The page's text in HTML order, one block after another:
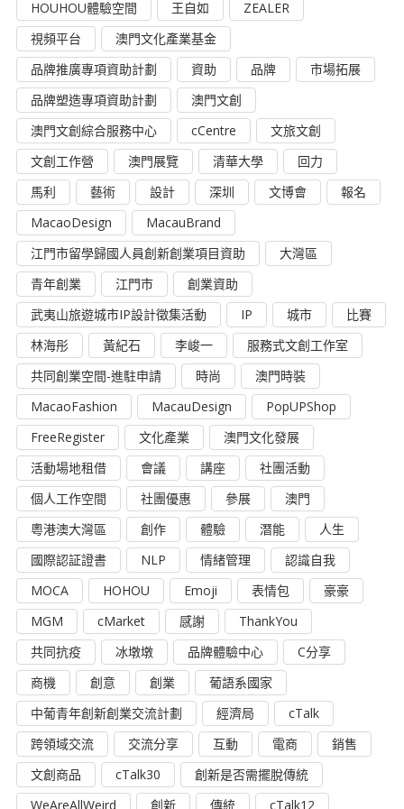
HOUHOU體驗空間 王自如
ZEALER
視頻平台
澳門文化產業基金
品牌推廣專項資助計劃
資助 品牌
市場拓展
品牌塑造專項資助計劃
澳門文創
澳門文創綜合服務中心
cCentre
文旅文創
文創工作營
澳門展覽 清華大學
回力
馬利
藝術 設計 深圳 文博會
報名
MacaoDesign
MacauBrand
江門市留學歸國人員創新創業項目資助
大灣區
青年創業
江門市
創業資助
武夷山旅遊城市IP設計徵集活動
IP 城市
比賽
林海彤
黃紀石 李峻一
服務式文創工作室
共同創業空間-進駐申請
時尚
澳門時裝
MacaoFashion
MacauDesign
PopUPShop
FreeRegister
文化產業
澳門文化發展
活動場地租借
會議 講座
社團活動
個人工作空間
社團優惠 參展
澳門
粵港澳大灣區
創作 體驗 潛能
人生
國際認証證書
NLP 情緒管理
認識自我
MOCA
HOHOU Emoji 表情包
豪豪
MGM
cMarket 感謝
ThankYou
共同抗疫
冰墩墩 品牌體驗中心
C分享
商機
創意 創業
葡語系國家
中葡青年創新創業交流計劃
經濟局
cTalk
跨領域交流
交流分享 互動 電商
銷售
文創商品
cTalk30
創新是否需擺脫傳統
WeAreAllWeird
創新 傳統
cTalk12